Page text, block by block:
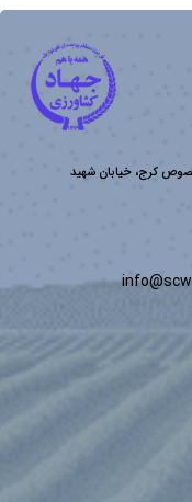
10 جاده مخصوص کرج، خیابان شهید